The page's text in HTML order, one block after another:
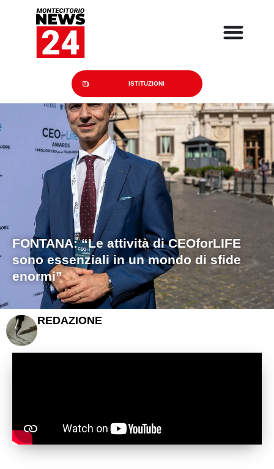
FONTANA:“Le attività di CEOforLIFE
sono essenziali in un mondo di sfide
enormi”
ISTITUZIONI
REDAZIONE